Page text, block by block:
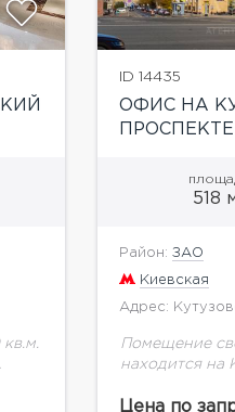
ID 14435
ОФИС НА
ПРОСПЕКТЕ
518
Район: ЗАО
Киевская
Адрес:
Помещение
находится на
выходит на
Цена по